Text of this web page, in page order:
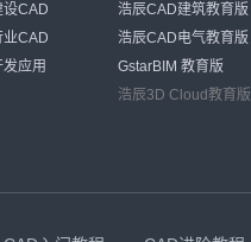
设CAD
业CAD
应用
浩辰CAD建筑教育版
浩辰CAD电气教育版
GstarBIM 教育版
浩辰3D Cloud教育版